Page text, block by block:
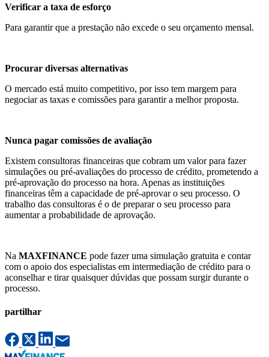
Verificar a taxa de esforço
Para garantir que a prestação não excede o seu orçamento mensal.
Procurar diversas alternativas
O mercado está muito competitivo, por isso tem margem para
negociar as taxas e comissões para garantir a melhor proposta.
Nunca pagar comissões de avaliação
Existem consultoras financeiras que cobram um valor para fazer
simulações ou pré-avaliações do processo de crédito, prometendo a
pré-aprovação do processo na hora. Apenas as instituições
financeiras têm a capacidade de pré-aprovar o seu processo. O
trabalho das consultoras é o de preparar o seu processo para
aumentar a probabilidade de aprovação.
Na MAXFINANCE pode fazer uma simulação gratuita e contar
com o apoio dos especialistas em intermediação de crédito para o
aconselhar e tirar quaisquer dúvidas que possam surgir durante o
processo.
partilhar